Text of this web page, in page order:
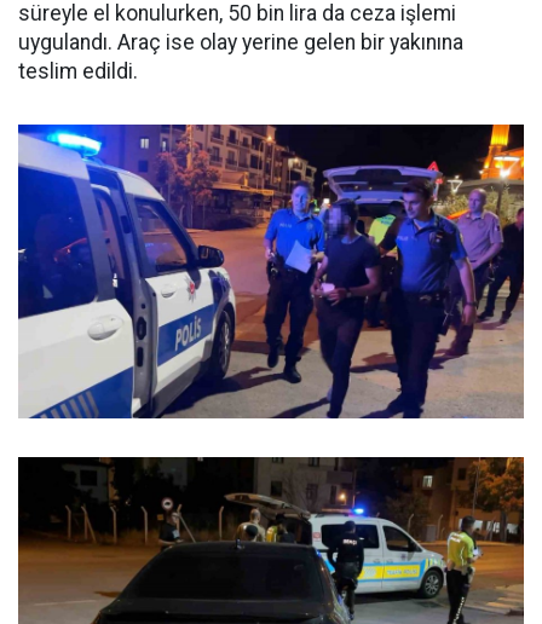
süreyle el konulurken, 50 bin lira da ceza işlemi
uygulandı. Araç ise olay yerine gelen bir yakınına
teslim edildi.